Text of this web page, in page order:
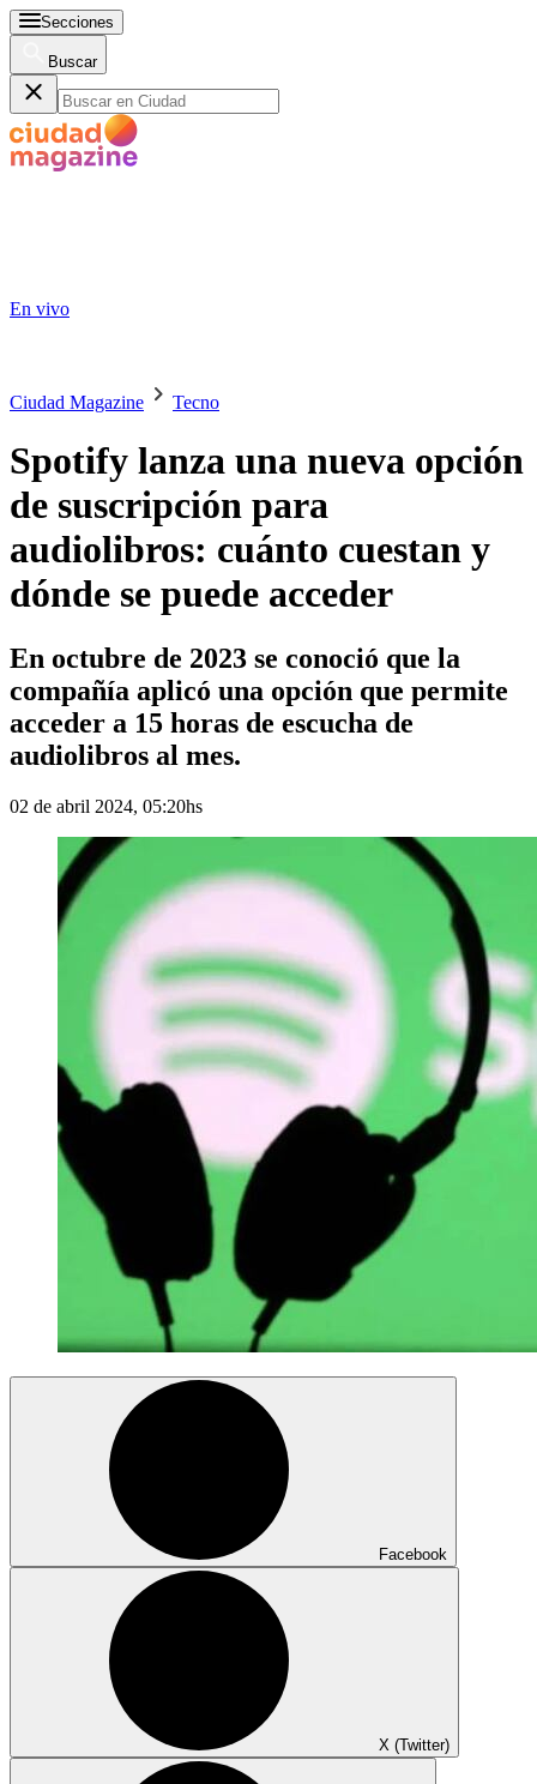
Secciones
Buscar
En vivo
Ciudad Magazine Tecno
Spotify lanza una nueva opción
de suscripción para
audiolibros: cuánto cuestan y
dónde se puede acceder
En octubre de 2023 se conoció que la
compañía aplicó una opción que permite
acceder a 15 horas de escucha de
audiolibros al mes.
02 de abril 2024, 05:20hs
Facebook
X (Twitter)